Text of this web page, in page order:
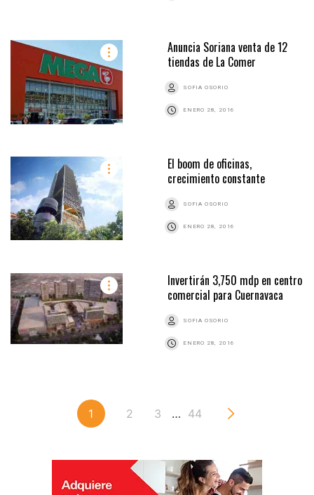
Anuncia Soriana venta de 12
tiendas de La Comer
SOFIA OSORIO
ENERO 28, 2016
El boom de oficinas,
crecimiento constante
SOFIA OSORIO
ENERO 28, 2016
Invertirán 3,750 mdp en centro
comercial para Cuernavaca
SOFIA OSORIO
ENERO 28, 2016
1 2 3 … 44